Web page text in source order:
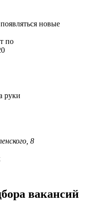
новые
по
руки
8
вакансий